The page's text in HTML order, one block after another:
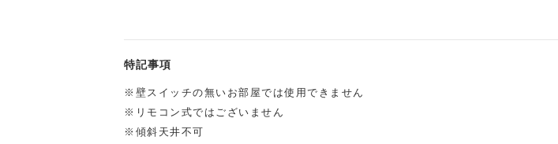
特記事項
※壁スイッチの無いお部屋では使用できません
※リモコン式ではございません
※傾斜天井不可